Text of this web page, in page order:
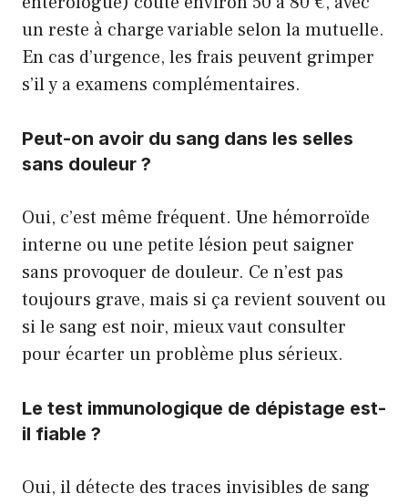
un reste à charge variable selon la mutuelle.
En cas d’urgence, les frais peuvent grimper
s’il y a examens complémentaires.
Peut-on avoir du sang dans les selles
sans douleur ?
Oui, c’est même fréquent. Une hémorroïde
interne ou une petite lésion peut saigner
sans provoquer de douleur. Ce n’est pas
toujours grave, mais si ça revient souvent ou
si le sang est noir, mieux vaut consulter
pour écarter un problème plus sérieux.
Le test immunologique de dépistage est-
il fiable ?
Oui, il détecte des traces invisibles de sang